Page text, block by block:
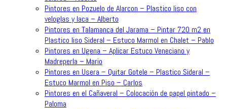
Pintores en Pozuelo de Alarcon – Plastico liso con
veloglas y laca – Alberto
Pintores en Talamanca del Jarama – Pintar 720 m2 en
Plastico liso Sideral – Estuco Marmol en Chalet – Pablo
Pintores en Ugena – Aplicar Estuco Veneciano y
Madreperla – Mario
Pintores en Usera – Quitar Gotele – Plastico Sideral –
Estuco Marmol en Piso – Carlos
Pintores en el Cañaveral – Colocación de papel pintado –
Paloma